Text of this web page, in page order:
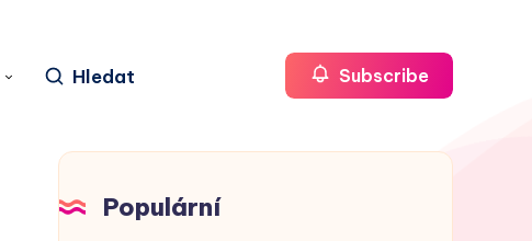
Hledat Subscribe
Populární